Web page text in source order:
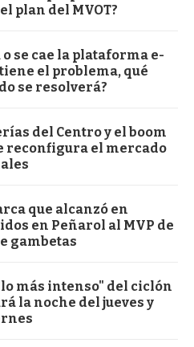
plan del MVOT?
se cae la plataforma e-
tiene el problema, qué
se resolverá?
del Centro y el boom
reconfigura el mercado
que alcanzó en
en Peñarol al MVP de
gambetas
más intenso" del ciclón
la noche del jueves y